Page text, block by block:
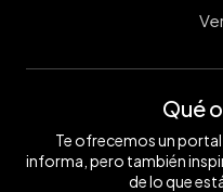
Qué
Te ofrecemos un
informa, pero también
de lo que